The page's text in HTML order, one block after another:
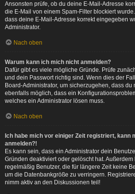
Ansonsten prüfe, ob du deine E-Mail-Adresse
die E-Mail von einem Spam-Filter blockiert
dass deine E-Mail-Adresse korrekt eingegeben
Administrator.
Nach oben
Warum kann ich mich nicht anmelden?
Dafür gibt es viele mögliche Gründe. Prüfe
und dein Passwort richtig sind. Wenn dies der
Board-Administrator, um sicherzugehen, dass du
ebenfalls möglich, dass ein
welches ein Administrator lösen muss.
Nach oben
Ich habe mich vor einiger Zeit registriert, kann
anmelden?!
Es kann sein, dass ein Administrator dein
Gründen deaktiviert oder gelöscht hat.
regelmäßig Benutzer, die für längere Zeit keine
um die Datenbankgröße zu verringern.
nimm aktiv an den Diskussionen teil!